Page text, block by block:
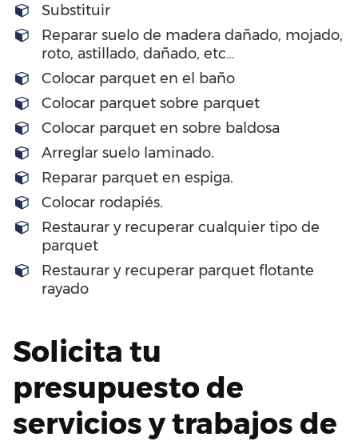
Substituir
Reparar suelo de madera dañado, mojado,
roto, astillado, dañado, etc…
Colocar parquet en el baño
Colocar parquet sobre parquet
Colocar parquet en sobre baldosa
Arreglar suelo laminado.
Reparar parquet en espiga.
Colocar rodapiés.
Restaurar y recuperar cualquier tipo de
parquet
Restaurar y recuperar parquet flotante
rayado
Solicita tu
presupuesto de
servicios y trabajos de